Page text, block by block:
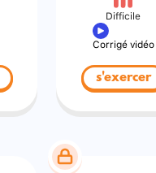
Difficile
Corrigé vidéo
s'exercer